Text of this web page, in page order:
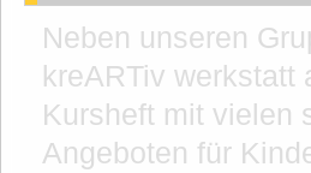
Neben unseren
kreARTiv werkstatt
Kursheft mit vielen
Angeboten für